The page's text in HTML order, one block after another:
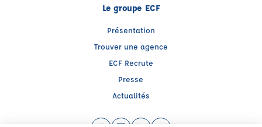
Le groupe ECF
Présentation
Trouver une agence
ECF Recrute
Presse
Actualités